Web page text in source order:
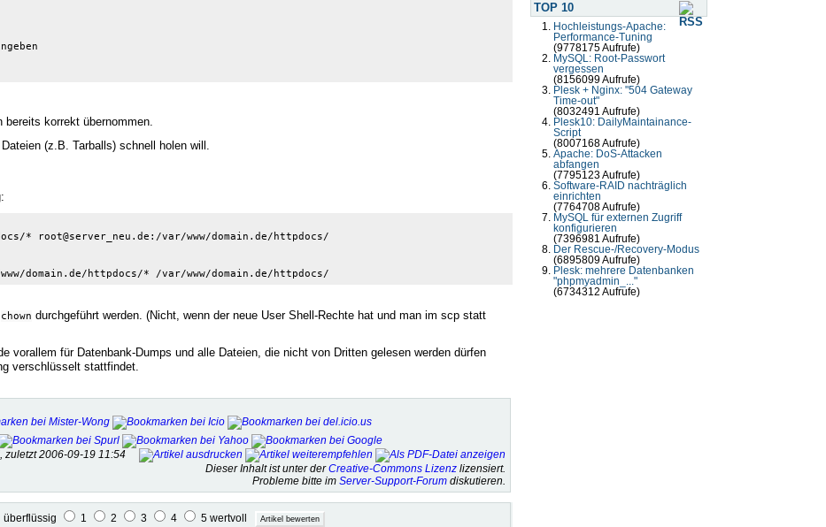
TOP 10
Hochleistungs-Apache:
Performance-Tuning
(9778175 Aufrufe)
MySQL: Root-Passwort
vergessen
(8156099 Aufrufe)
Plesk + Nginx: "504 Gateway
Time-out"
(8032491 Aufrufe)
Plesk10: DailyMaintainance-
Script
(8007168 Aufrufe)
Apache: DoS-Attacken
abfangen
(7795123 Aufrufe)
Software-RAID nachträglich
einrichten
(7764708 Aufrufe)
MySQL für externen Zugriff
konfigurieren
(7396981 Aufrufe)
Der Rescue-/Recovery-Modus
(6895809 Aufrufe)
Plesk: mehrere Datenbanken
"phpmyadmin_..."
(6734312 Aufrufe)
bereits korrekt übernommen.
(z.B. Tarballs) schnell holen will.
* root@server_neu.de:/var/www/domain.de/httpdocs/
domain.de/httpdocs/* /var/www/domain.de/httpdocs/
chown durchgeführt werden. (Nicht, wenn der neue User Shell-Rechte hat und man im scp statt
vorallem für Datenbank-Dumps und alle Dateien, die nicht von Dritten gelesen werden dürfen
verschlüsselt stattfindet.
zuletzt 2006-09-19 11:54
Dieser Inhalt ist unter derCreative-Commons Lizenzlizensiert.
Probleme bitte im Server-Support-Forumdiskutieren.
überflüssig 1 2 3 4 5 wertvoll